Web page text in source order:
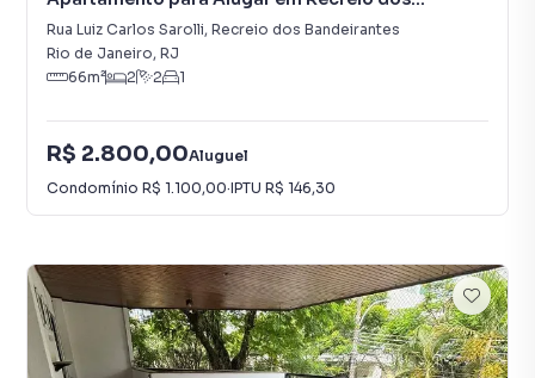
Bandeirantes
Rua Luiz Carlos Sarolli, Recreio dos Bandeirantes
Rio de Janeiro, RJ
66m² 2 2 1
R$ 2.800,00Aluguel
Condomínio R$ 1.100,00·IPTU R$ 146,30